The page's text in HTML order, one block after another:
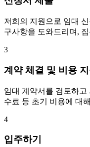
저희의 지원으로 임대
구사항을 도와드리며,
3
계약 체결 및 비용
임대 계약서를 검토하고
수료 등 초기 비용에 대
4
입주하기